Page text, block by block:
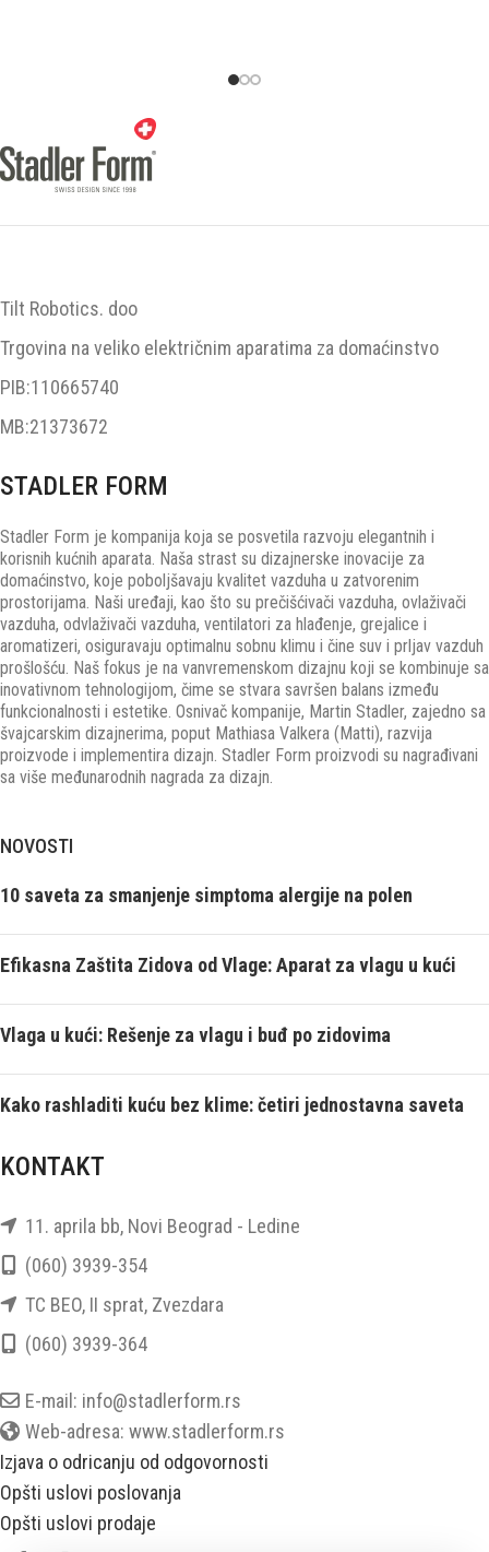
Tilt Robotics. doo
Trgovina na veliko električnim aparatima za domaćinstvo
PIB:110665740
MB:21373672
STADLER FORM
Stadler Form je kompanija koja se posvetila razvoju elegantnih i
korisnih kućnih aparata. Naša strast su dizajnerske inovacije za
domaćinstvo, koje poboljšavaju kvalitet vazduha u zatvorenim
prostorijama. Naši uređaji, kao što su prečišćivači vazduha, ovlaživači
vazduha, odvlaživači vazduha, ventilatori za hlađenje, grejalice i
aromatizeri, osiguravaju optimalnu sobnu klimu i čine suv i prljav vazduh
prošlošću. Naš fokus je na vanvremenskom dizajnu koji se kombinuje sa
inovativnom tehnologijom, čime se stvara savršen balans između
funkcionalnosti i estetike. Osnivač kompanije, Martin Stadler, zajedno sa
švajcarskim dizajnerima, poput Mathiasa Valkera (Matti), razvija
proizvode i implementira dizajn. Stadler Form proizvodi su nagrađivani
sa više međunarodnih nagrada za dizajn.
NOVOSTI
10 saveta za smanjenje simptoma alergije na polen
Efikasna Zaštita Zidova od Vlage: Aparat za vlagu u kući
Vlaga u kući: Rešenje za vlagu i buđ po zidovima
Kako rashladiti kuću bez klime: četiri jednostavna saveta
KONTAKT
11. aprila bb, Novi Beograd - Ledine
(060) 3939-354
TC BEO, II sprat, Zvezdara
(060) 3939-364
E-mail: info@stadlerform.rs
Web-adresa: www.stadlerform.rs
Izjava o odricanju od odgovornosti
Opšti uslovi poslovanja
Opšti uslovi prodaje